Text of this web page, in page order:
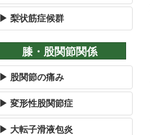
▶ 梨状筋症候群
膝・股関節関係
▶ 股関節の痛み
▶ 変形性股関節症
▶ 大転子滑液包炎